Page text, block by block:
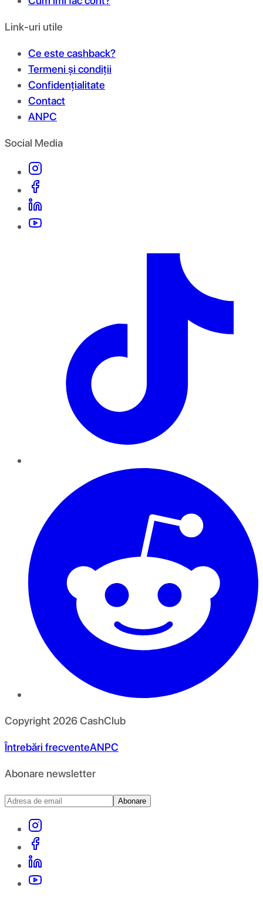
Link-uri utile
Ce este cashback?
Termeni și condiții
Confidențialitate
Contact
ANPC
Social Media
Copyright 2026CashClub
Întrebări frecventeANPC
Abonare newsletter
Abonare